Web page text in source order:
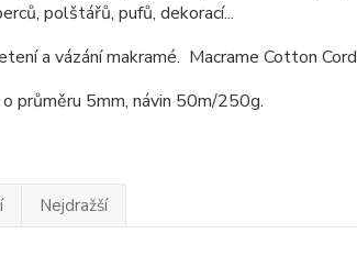
polštářů, pufů, dekorací...
a vázání makramé. Macrame Cotton
průměru 5mm, návin 50m/250g.
Nejdražší